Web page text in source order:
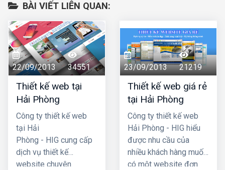
BÀI VIẾT LIÊN QUAN:
22/09/2013 34551
Thiết kế web tại
Hải Phòng
Công ty thiết kế web
tại Hải
Phòng - HIG cung cấp
dịch vụ thiết kế
website chuyên
23/09/2013 21219
Thiết kế web giá rẻ
tại Hải Phòng
Công ty thiết kế web
Hải Phòng - HIG hiểu
được nhu cầu của
nhiều khách hàng muốn
có một website đơn